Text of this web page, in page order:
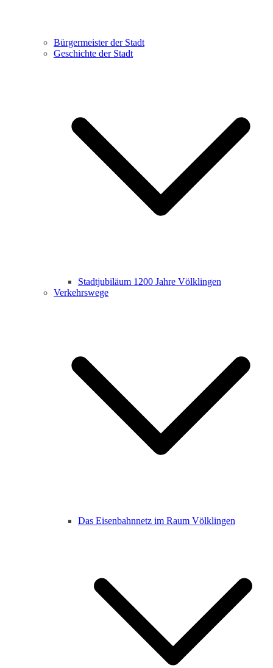
Bürgermeister der Stadt
Geschichte der Stadt
Stadtjubiläum 1200 Jahre Völklingen
Verkehrswege
Das Eisenbahnnetz im Raum Völklingen